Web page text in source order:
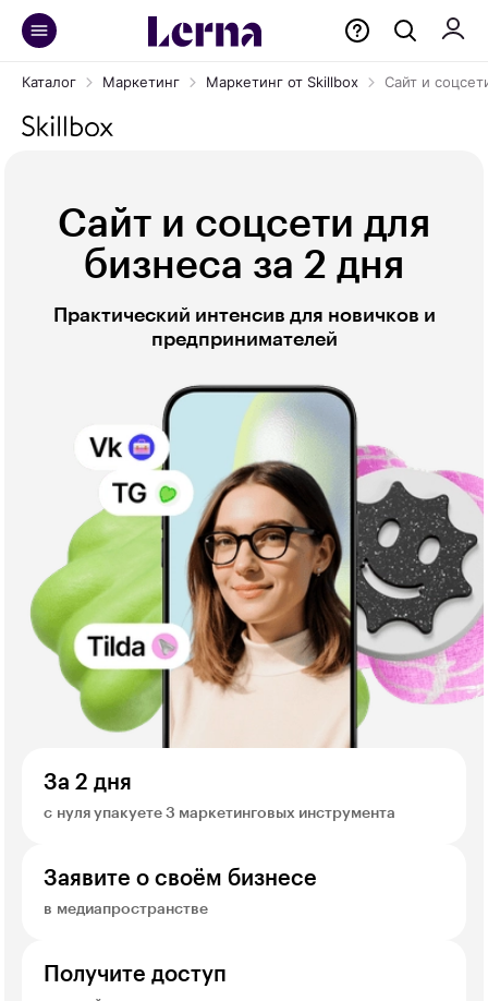
Каталог Маркетинг Маркетинг от Skillbox Сайт и
Сайт и соцсети для
бизнеса за 2 дня
Практический интенсив для новичков и
предпринимателей
За 2 дня
с нуля упакуете 3 маркетинговых инструмента
Заявите о своём бизнесе
в медиапространстве
Получите доступ